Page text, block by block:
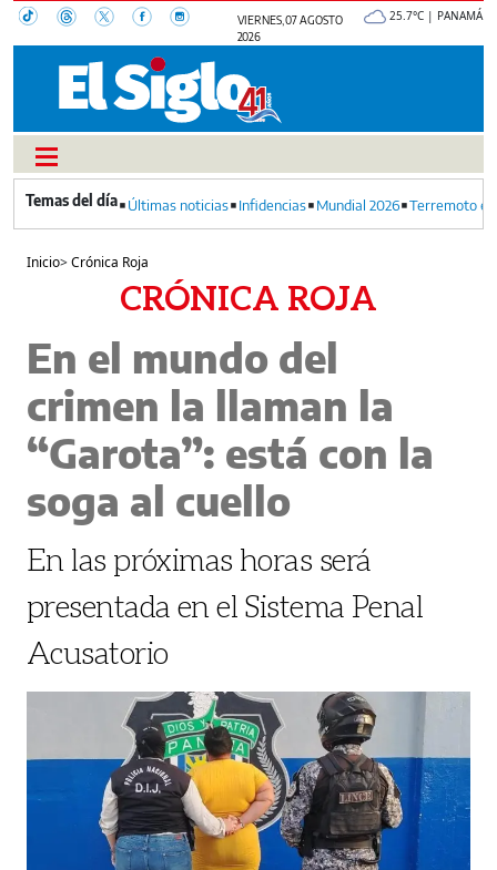
VIERNES, 07 AGOSTO
2026
25.7°C | PANAMÁ
Últimas noticias Infidencias Mundial 2026 Terremoto
Inicio>Crónica Roja
CRÓNICA ROJA
En el mundo del
crimen la llaman la
“Garota”: está con la
soga al cuello
En las próximas horas será
presentada en el Sistema Penal
Acusatorio